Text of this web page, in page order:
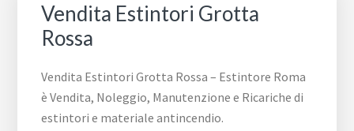
Vendita Estintori Grotta
Rossa
Vendita Estintori Grotta Rossa – Estintore Roma
è Vendita, Noleggio, Manutenzione e Ricariche di
estintori e materiale antincendio.